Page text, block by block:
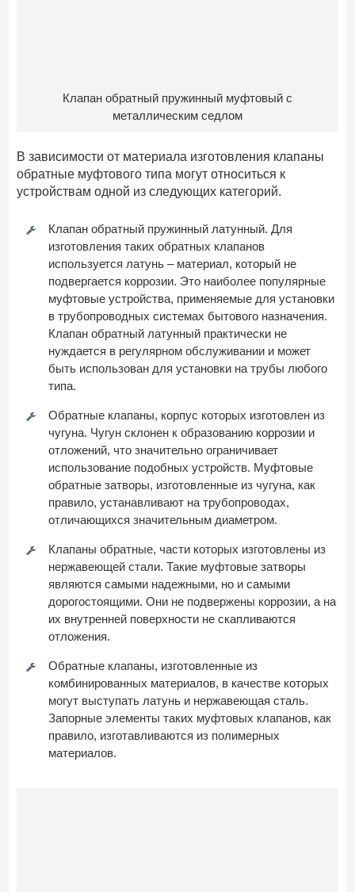
Клапан обратный пружинный муфтовый с
металлическим седлом
В зависимости от материала изготовления клапаны
обратные муфтового типа могут относиться к
устройствам одной из следующих категорий.
Клапан обратный пружинный латунный. Для
изготовления таких обратных клапанов
используется латунь – материал, который не
подвергается коррозии. Это наиболее популярные
муфтовые устройства, применяемые для установки
в трубопроводных системах бытового назначения.
Клапан обратный латунный практически не
нуждается в регулярном обслуживании и может
быть использован для установки на трубы любого
типа.
Обратные клапаны, корпус которых изготовлен из
чугуна. Чугун склонен к образованию коррозии и
отложений, что значительно ограничивает
использование подобных устройств. Муфтовые
обратные затворы, изготовленные из чугуна, как
правило, устанавливают на трубопроводах,
отличающихся значительным диаметром.
Клапаны обратные, части которых изготовлены из
нержавеющей стали. Такие муфтовые затворы
являются самыми надежными, но и самыми
дорогостоящими. Они не подвержены коррозии, а на
их внутренней поверхности не скапливаются
отложения.
Обратные клапаны, изготовленные из
комбинированных материалов, в качестве которых
могут выступать латунь и нержавеющая сталь.
Запорные элементы таких муфтовых клапанов, как
правило, изготавливаются из полимерных
материалов.